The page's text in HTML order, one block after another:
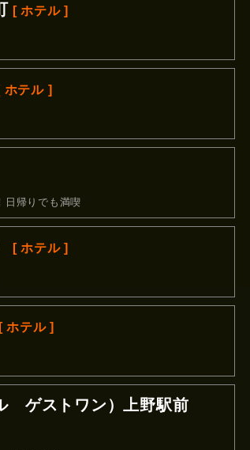
[ ホテル ]
ホテル ]
日帰りでも満喫
[ ホテル ]
[ ホテル ]
ゲストワン）上野駅前